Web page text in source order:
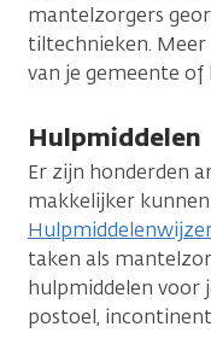
mantelzorgers
tiltechnieken.
van je gemeente of
Hulpmiddelen
Er zijn honderden
makkelijker
taken als
hulpmiddelen voor
postoel,